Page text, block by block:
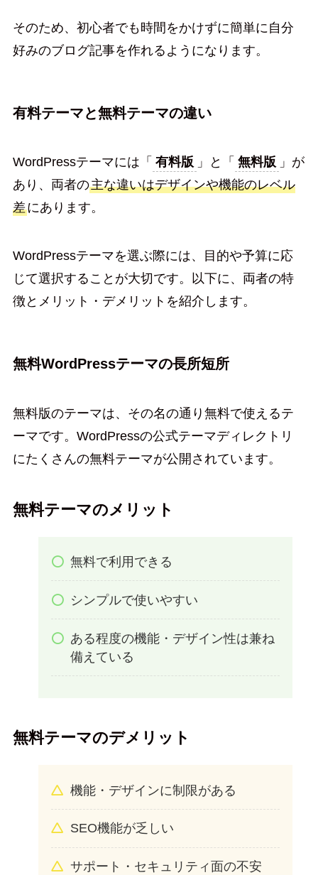
そのため、初心者でも時間をかけずに簡単に自分
好みのブログ記事を作れるようになります。
有料テーマと無料テーマの違い
WordPressテーマには「 有料版 」と「 無料版 」が
あり、両者の主な違いはデザインや機能のレベル
差にあります。
WordPressテーマを選ぶ際には、目的や予算に応
じて選択することが大切です。以下に、両者の特
徴とメリット・デメリットを紹介します。
無料WordPressテーマの長所短所
無料版のテーマは、その名の通り無料で使えるテ
ーマです。WordPressの公式テーマディレクトリ
にたくさんの無料テーマが公開されています。
無料テーマのメリット
無料で利用できる
シンプルで使いやすい
ある程度の機能・デザイン性は兼ね
備えている
無料テーマのデメリット
機能・デザインに制限がある
SEO機能が乏しい
サポート・セキュリティ面の不安